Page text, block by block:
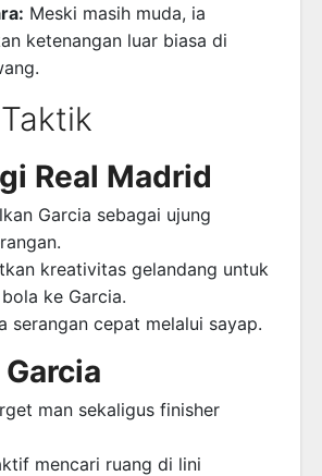
Meski masih muda, ia
ketenangan luar biasa di
Real Madrid
Garcia sebagai ujung
kreativitas gelandang untuk
ke Garcia.
serangan cepat melalui sayap.
man sekaligus finisher
mencari ruang di lini